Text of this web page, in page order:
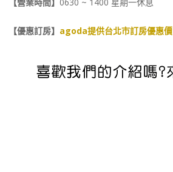
【優惠訂房】 agoda提供台北市訂房優惠價